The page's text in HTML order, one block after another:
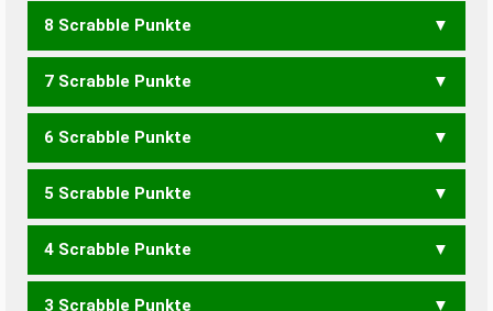
8 Scrabble Punkte
ANGELT GALTEN LANGET
7 Scrabble Punkte
ALGEN ANGEL ANGLE
NAGEL NAGLE TALGE
6 Scrabble Punkte
ALGE EGAL GALT GELT
TALG
AGENT ALTEN GETAN NAGET NAGTE NATEL TAGEN
TANGE
5 Scrabble Punkte
GAL GEL LAG ALTE ELAN
NAGT TAEL TAGE TALE TANG
4 Scrabble Punkte
3 Scrabble Punkte